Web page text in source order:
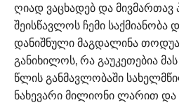
ღიად ვაცხადებ და მივმართავ
შეისწავლოს ჩემი საქმიანობა
დანიშნული მაგდალინა
განიხილოს, რა გაუკეთებია
წლის განმავლობაში
ნახევარი მილიონი ლარით და